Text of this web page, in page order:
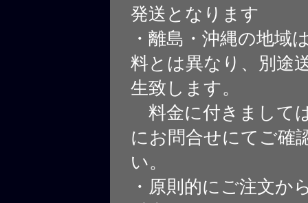
発送となります
・離島・沖縄の地域
料とは異なり、別途
生致します。
料金に付きまして
にお問合せにてご確
い。
・原則的にご注文か